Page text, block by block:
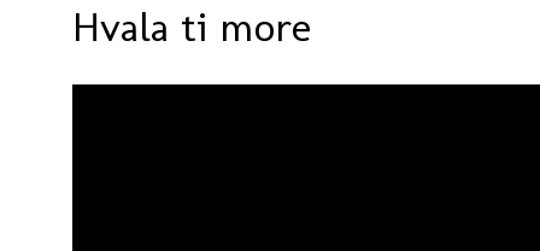
Hvala ti more